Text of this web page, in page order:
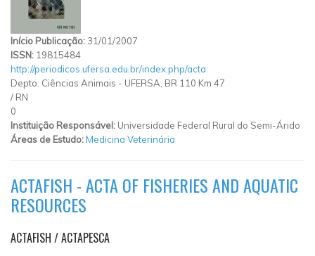
Início Publicação: 31/01/2007
ISSN: 19815484
http://periodicos.ufersa.edu.br/index.php/acta
Depto. Ciências Animais - UFERSA, BR 110 Km 47
/ RN
0
Instituição Responsável: Universidade Federal Rural do Semi-Árido
Áreas de Estudo:Medicina Veterinária
ACTAFISH - ACTA OF FISHERIES AND AQUATIC
RESOURCES
ACTAFISH / ACTAPESCA